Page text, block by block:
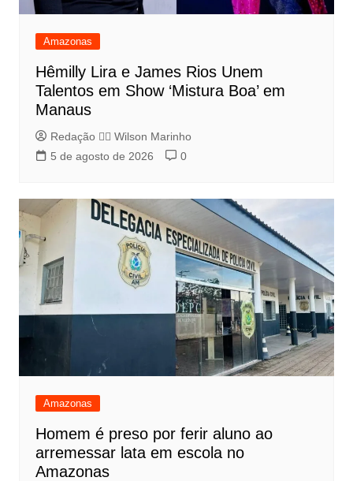
Amazonas
Hêmilly Lira e James Rios Unem
Talentos em Show ‘Mistura Boa’ em
Manaus
Redação 👨‍⚖️​ Wilson Marinho
5 de agosto de 2026
0
Amazonas
Homem é preso por ferir aluno ao
arremessar lata em escola no
Amazonas